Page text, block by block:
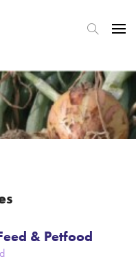
& Petfood